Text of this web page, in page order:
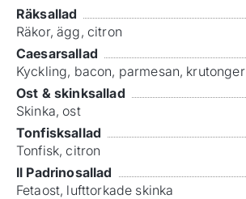
Räksallad
Räkor, ägg, citron
Caesarsallad
Kyckling, bacon, parmesan, krutonger
Ost & skinksallad
Skinka, ost
Tonfisksallad
Tonfisk, citron
Il Padrinosallad
Fetaost, lufttorkade skinka